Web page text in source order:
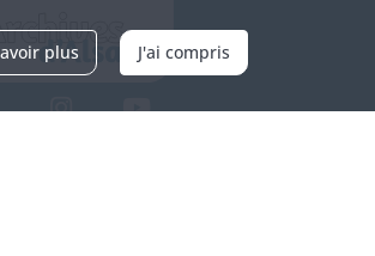
plus J'ai compris